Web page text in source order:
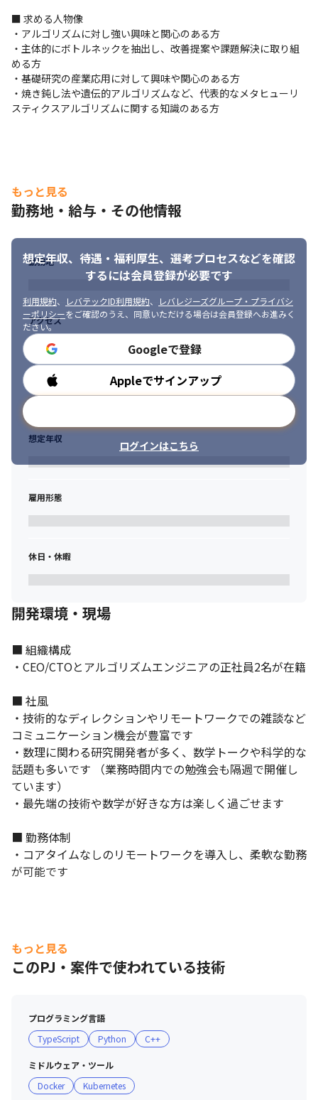
大学発のベンチャー企業です。
量子最適化技術で「計算困難な課題」に立ち向かいます。
■ 求める人物像
・アルゴリズムに対し強い興味と関心のある方
・主体的にボトルネックを抽出し、改善提案や課題解決に取り組
める方
・基礎研究の産業応用に対して興味や関心のある方
・焼き鈍し法や遺伝的アルゴリズムなど、代表的なメタヒューリ
スティクスアルゴリズムに関する知識のある方
もっと見る
勤務地・給与・その他情報
想定年収、待遇・福利厚生、 選考プロセスなどを確認
するには会員登録が必要です
利用規約、 レバテックID利用規約、
レバレジーズグループ・プライバシ
ーポリシーをご確認のうえ、同意いただける場合は会員登録へお進みく
ださい。
Googleで登録
Appleでサインアップ
ログインはこちら
勤務地
アクセス
勤務時間
想定年収
雇用形態
休日・休暇
開発環境・現場
■ 組織構成
・CEO/CTOとアルゴリズムエンジニアの正社員2名が在籍
■ 社風
・技術的なディレクションやリモートワークでの雑談など
コミュニケーション機会が豊富です
・数理に関わる研究開発者が多く、数学トークや科学的な
話題も多いです （業務時間内での勉強会も隔週で開催し
ています）
・最先端の技術や数学が好きな方は楽しく過ごせます
■ 勤務体制
・コアタイムなしのリモートワークを導入し、柔軟な勤務
が可能です
もっと見る
このPJ・案件で使われている技術
プログラミング言語
TypeScript
Python C++
ミドルウェア・ツール
Docker
Kubernetes